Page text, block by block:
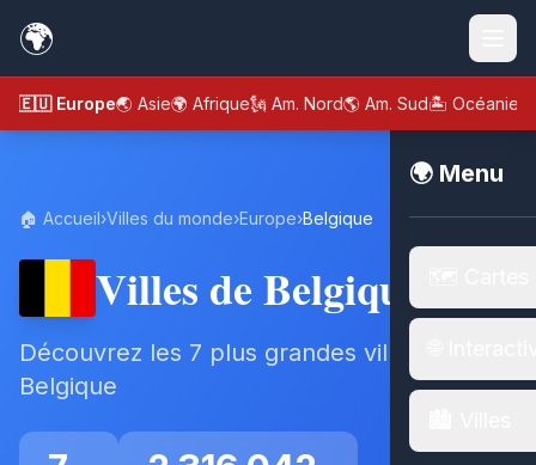
🌍
🇪🇺 Europe🌏 Asie🌍 Afrique🗽 Am. Nord🌎 Am. Sud🏝️ Océanie
🌍 Menu
🏠 Accueil›Villes du monde›Europe›Belgique
Villes de Belgique
Découvrez les 7 plus grandes villes de
Belgique